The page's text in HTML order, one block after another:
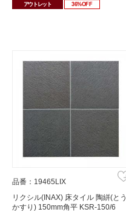
アウトレット 36%OFF
品番：19465LIX
リクシル(INAX) 床タイル 陶絣(とう
かすり) 150mm角平 KSR-150/6